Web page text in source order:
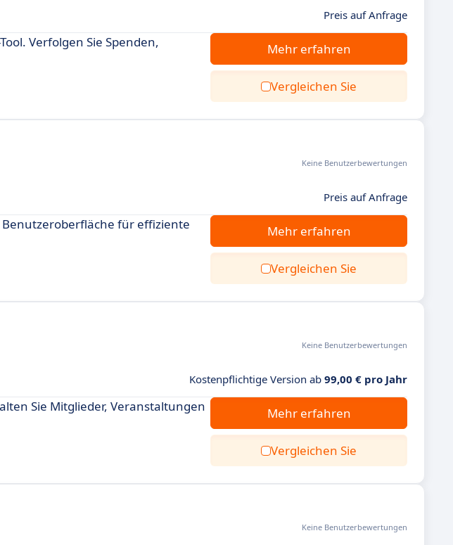
Preis auf Anfrage
Verfolgen Sie Spenden,
Mehr erfahren
Vergleichen Sie
Keine Benutzerbewertungen
Preis auf Anfrage
für effiziente
Mehr erfahren
Vergleichen Sie
Keine Benutzerbewertungen
Kostenpflichtige Version ab 99,00 € pro Jahr
Sie Mitglieder, Veranstaltungen
Mehr erfahren
Vergleichen Sie
Keine Benutzerbewertungen